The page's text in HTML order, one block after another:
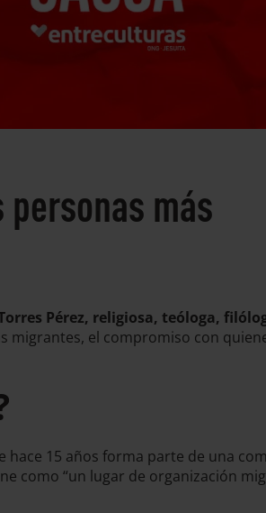
más
Pérez, religiosa, teóloga,
migrantes, el compromiso con
hace 15 años forma parte de una
como “un lugar de organización